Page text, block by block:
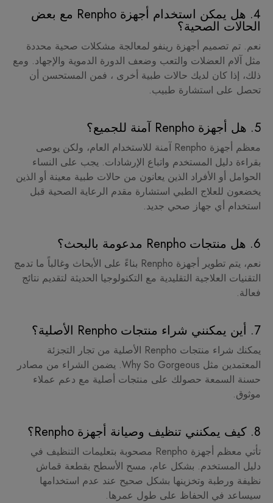
4. هل يمكن استخدام أجهزة Renpho مع بعض
الحالات الصحية؟
نعم. تم تصميم أجهزة رينفو لمعالجة مشكلات صحية محددة
مثل آلام العضلات والتعب وضعف الدورة الدموية والإجهاد. ومع
ذلك، إذا كان لديك حالات طبية أخرى ، فمن المستحسن أن
تحصل على استشارة طبيب.
5. هل أجهزة Renpho آمنة للجميع؟
معظم أجهزة Renpho آمنة للاستخدام العام، ولكن يوصى
بقراءة دليل المستخدم واتباع الإرشادات. يجب على النساء
الحوامل أو الأفراد الذين يعانون من حالات طبية معينة أو الذين
يخضعون للعلاج الطبي استشارة مقدم الرعاية الصحية قبل
استخدام أي جهاز صحي جديد.
6. هل منتجات Renpho مدعومة بالبحث؟
نعم، يتم تطوير أجهزة Renpho بناءً على الأبحاث وغالباً ما تدمج
التقنيات العلاجية التقليدية مع التكنولوجيا الحديثة لتقديم نتائج
فعالة.
7. أين يمكنني شراء منتجات Renpho الأصلية؟
يمكنك شراء منتجات Renpho الأصلية من تجار التجزئة
المعتمدين مثل Why So Gorgeous. يضمن الشراء من مصادر
حسنة السمعة حصولك على منتجات أصلية مع دعم عملاء
موثوق.
8. كيف يمكنني تنظيف وصيانة أجهزة Renpho؟
تأتي معظم أجهزة Renpho مصحوبة بتعليمات التنظيف في
دليل المستخدم. بشكل عام، مسح الأسطح بقطعة قماش
نظيفة ورطبة وتخزينها بشكل صحيح عند عدم استخدامها
سيساعد في الحفاظ على طول عمرها.